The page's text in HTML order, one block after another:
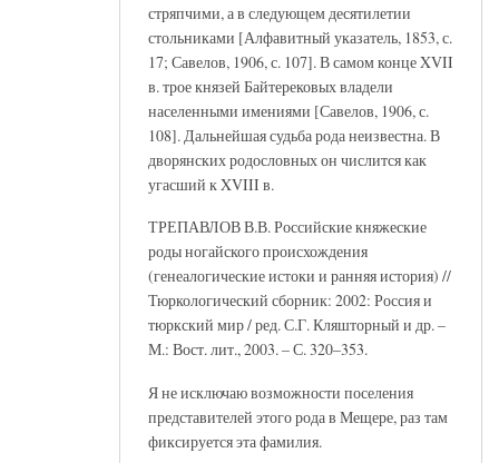
стряпчими, а в следующем десятилетии
стольниками [Алфавитный указатель, 1853, с.
17; Савелов, 1906, с. 107]. В самом конце XVII
в. трое князей Байтерековых владели
населенными имениями [Савелов, 1906, с.
108]. Дальнейшая судьба рода неизвестна. В
дворянских родословных он числится как
угасший к XVIII в.
ТРЕПАВЛОВ В.В. Российские княжеские
роды ногайского происхождения
(генеалогические истоки и ранняя история) //
Тюркологический сборник: 2002: Россия и
тюркский мир / ред. С.Г. Кляшторный и др. –
М.: Вост. лит., 2003. – С. 320–353.
Я не исключаю возможности поселения
представителей этого рода в Мещере, раз там
фиксируется эта фамилия.